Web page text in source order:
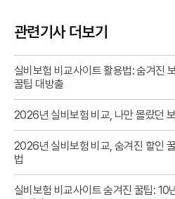
관련기사 더보기
실비보험 비교사이트 활용법: 숨겨진
꿀팁 대방출
2026년 실비보험 비교, 나만 몰랐던
2026년 실비보험 비교, 숨겨진 할인
법
실비보험 비교사이트 숨겨진 꿀팁: 10